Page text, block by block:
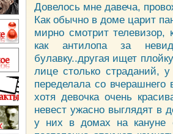
Довелось мне давеча,
Как обычно в доме царит
мирно смотрит телевизор,
как антилопа за
булавку..другая ищет
лице столько страданий,
переделала со
хотя девочка очень
невест ужасно выглядят в
у них в домах на кануне